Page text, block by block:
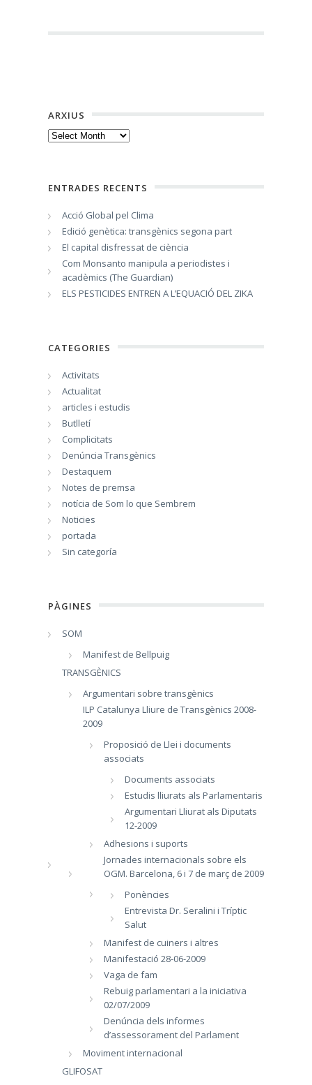
ARXIUS
Arxius
ENTRADES RECENTS
Acció Global pel Clima
Edició genètica: transgènics segona part
El capital disfressat de ciència
Com Monsanto manipula a periodistes i
acadèmics (The Guardian)
ELS PESTICIDES ENTREN A L’EQUACIÓ DEL ZIKA
CATEGORIES
Activitats
Actualitat
articles i estudis
Butlletí
Complicitats
Denúncia Transgènics
Destaquem
Notes de premsa
notícia de Som lo que Sembrem
Noticies
portada
Sin categoría
PÀGINES
SOM
Manifest de Bellpuig
TRANSGÈNICS
Argumentari sobre transgènics
ILP Catalunya Lliure de Transgènics 2008-
2009
Proposició de Llei i documents
associats
Documents associats
Estudis lliurats als Parlamentaris
Argumentari Lliurat als Diputats
12-2009
Adhesions i suports
Jornades internacionals sobre els
OGM. Barcelona, 6 i 7 de març de 2009
Ponències
Entrevista Dr. Seralini i Tríptic
Salut
Manifest de cuiners i altres
Manifestació 28-06-2009
Vaga de fam
Rebuig parlamentari a la iniciativa
02/07/2009
Denúncia dels informes
d’assessorament del Parlament
Moviment internacional
GLIFOSAT